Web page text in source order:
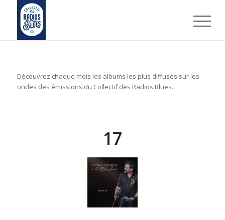
Découvrez chaque mois les albums les plus diffusés sur les
ondes des émissions du Collectif des Radios Blues.
17